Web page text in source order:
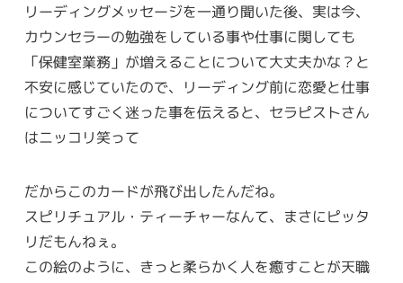
リーディングメッセージを一通り聞いた後、実は今、
カウンセラーの勉強をしている事や仕事に関しても
「保健室業務」が増えることについて大丈夫かな？と
不安に感じていたので、リーディング前に恋愛と仕事
についてすごく迷った事を伝えると、セラピストさん
はニッコリ笑って
だからこのカードが飛び出したんだね。
スピリチュアル・ティーチャーなんて、まさにピッタ
リだもんねぇ。
この絵のように、きっと柔らかく人を癒すことが天職